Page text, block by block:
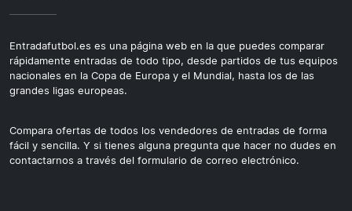
Entradafutbol.es es una página web en la que puedes comparar
rápidamente entradas de todo tipo, desde partidos de tus equipos
nacionales en la Copa de Europa y el Mundial, hasta los de las
grandes ligas europeas.
Compara ofertas de todos los vendedores de entradas de forma
fácil y sencilla. Y si tienes alguna pregunta que hacer no dudes en
contactarnos a través del formulario de correo electrónico.